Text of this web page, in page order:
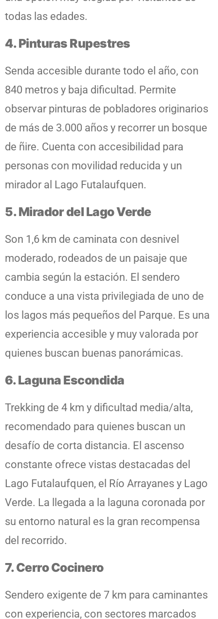
todas las edades.
4. Pinturas Rupestres
Senda accesible durante todo el año, con
840 metros y baja dificultad. Permite
observar pinturas de pobladores originarios
de más de 3.000 años y recorrer un bosque
de ñire. Cuenta con accesibilidad para
personas con movilidad reducida y un
mirador al Lago Futalaufquen.
5. Mirador del Lago Verde
Son 1,6 km de caminata con desnivel
moderado, rodeados de un paisaje que
cambia según la estación. El sendero
conduce a una vista privilegiada de uno de
los lagos más pequeños del Parque. Es una
experiencia accesible y muy valorada por
quienes buscan buenas panorámicas.
6. Laguna Escondida
Trekking de 4 km y dificultad media/alta,
recomendado para quienes buscan un
desafío de corta distancia. El ascenso
constante ofrece vistas destacadas del
Lago Futalaufquen, el Río Arrayanes y Lago
Verde. La llegada a la laguna coronada por
su entorno natural es la gran recompensa
del recorrido.
7. Cerro Cocinero
Sendero exigente de 7 km para caminantes
con experiencia, con sectores marcados